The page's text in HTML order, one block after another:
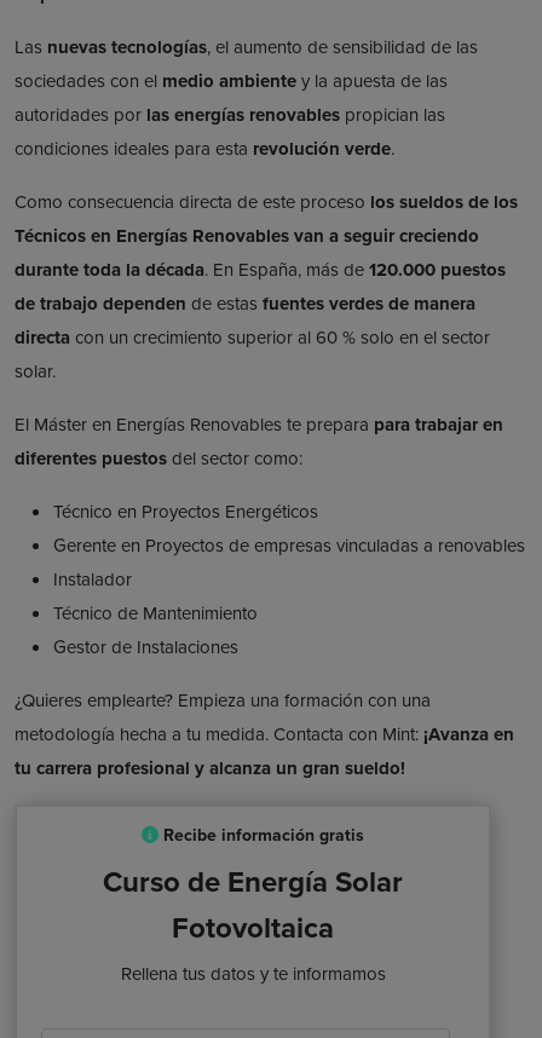
Las nuevas tecnologías, el aumento de sensibilidad de las
sociedades con el medio ambientey la apuesta de las
autoridades por las energías renovables propician las
condiciones ideales para esta revolución verde.
Como consecuencia directa de este proceso los sueldos de los
Técnicos en Energías Renovables van a seguir creciendo
durante toda la década. En España, más de120.000 puestos
de trabajo dependen de estas fuentes verdesde manera
directa con un crecimiento superior al 60 % solo en el sector
solar.
El Máster en Energías Renovables te prepara para trabajar en
diferentes puestosdel sector como:
Técnico en Proyectos Energéticos
Gerente en Proyectos de empresas vinculadas a renovables
Instalador
Técnico de Mantenimiento
Gestor de Instalaciones
¿Quieres emplearte? Empieza una formación con una
metodología hecha a tu medida. Contacta con Mint: ¡Avanza en
tu carrera profesional y alcanza un gran sueldo!
Recibe información gratis
Curso de Energía Solar
Fotovoltaica
Rellena tus datos y te informamos